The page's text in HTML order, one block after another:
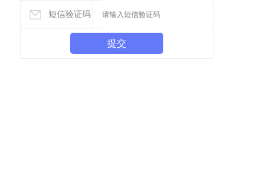
短信验证码
提交